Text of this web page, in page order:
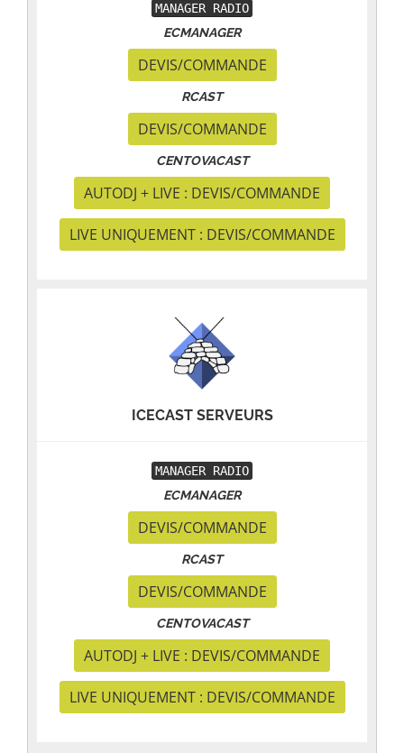
MANAGER RADIO
ECMANAGER
DEVIS/COMMANDE
RCAST
DEVIS/COMMANDE
CENTOVACAST
AUTODJ + LIVE : DEVIS/COMMANDE
LIVE UNIQUEMENT : DEVIS/COMMANDE
ICECAST SERVEURS
MANAGER RADIO
ECMANAGER
DEVIS/COMMANDE
RCAST
DEVIS/COMMANDE
CENTOVACAST
AUTODJ + LIVE : DEVIS/COMMANDE
LIVE UNIQUEMENT : DEVIS/COMMANDE